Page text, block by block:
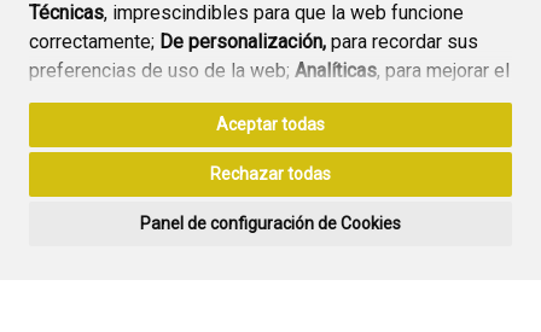
Técnicas, imprescindibles para que la web funcione
correctamente; De personalización, para recordar sus
preferencias de uso de la web; Analíticas, para mejorar el
funcionamiento de la web y sus servicios.
Si acepta pulsando el botón“Aceptar todas”
consideramos que acepta su uso. Si pulsa el botón
ninguna acción, se guardarán las cookies técnicas
Aceptar todas
Rechazar todas
Panel de configuración de Cookies